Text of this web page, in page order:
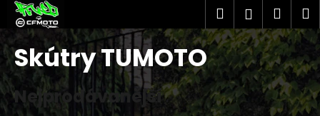
Přejít
obsah
Hledat
košík
Skútry TUMOTO
Nejprodávanější
o
š
k
Zpět
Zpět
C
o